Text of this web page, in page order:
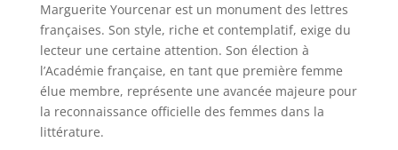
Marguerite Yourcenar est un monument des lettres
françaises. Son style, riche et contemplatif, exige du
lecteur une certaine attention. Son élection à
l’Académie française, en tant que première femme
élue membre, représente une avancée majeure pour
la reconnaissance officielle des femmes dans la
littérature.